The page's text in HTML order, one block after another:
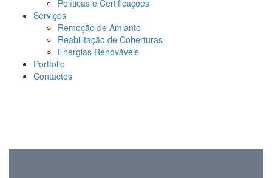
Políticas e Certificações
Serviços
Remoção de Amianto
Reabilitação de Coberturas
Energias Renováveis
Portfolio
Contactos